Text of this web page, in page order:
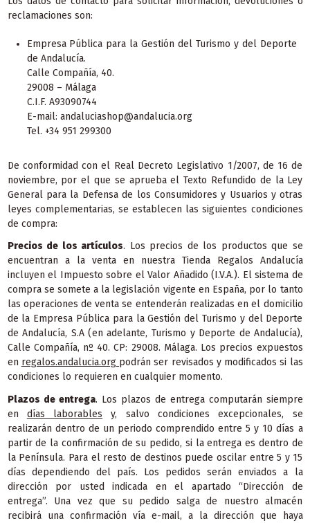
reclamaciones son:
Empresa Pública para la Gestión del Turismo y del Deporte
de Andalucía.
Calle Compañía, 40.
29008 – Málaga
C.I.F. A93090744
E-mail: andaluciashop@andalucia.org
Tel. +34 951 299300
De conformidad con el Real Decreto Legislativo 1/2007, de 16 de
noviembre, por el que se aprueba el Texto Refundido de la Ley
General para la Defensa de los Consumidores y Usuarios y otras
leyes complementarias, se establecen las siguientes condiciones
de compra:
Precios de los artículos. Los precios de los productos que se
encuentran a la venta en nuestra Tienda Regalos Andalucía
incluyen el Impuesto sobre el Valor Añadido (I.V.A.). El sistema de
compra se somete a la legislación vigente en España, por lo tanto
las operaciones de venta se entenderán realizadas en el domicilio
de la Empresa Pública para la Gestión del Turismo y del Deporte
de Andalucía, S.A (en adelante, Turismo y Deporte de Andalucía),
Calle Compañía, nº 40. CP: 29008. Málaga. Los precios expuestos
en regalos.andalucia.org podrán ser revisados y modificados si las
condiciones lo requieren en cualquier momento.
Plazos de entrega. Los plazos de entrega computarán siempre
en días laborables y, salvo condiciones excepcionales, se
realizarán dentro de un periodo comprendido entre 5 y 10 días a
partir de la confirmación de su pedido, si la entrega es dentro de
la Península. Para el resto de destinos puede oscilar entre 5 y 15
días dependiendo del país. Los pedidos serán enviados a la
dirección por usted indicada en el apartado “Dirección de
entrega”. Una vez que su pedido salga de nuestro almacén
recibirá una confirmación vía e-mail, a la dirección que haya